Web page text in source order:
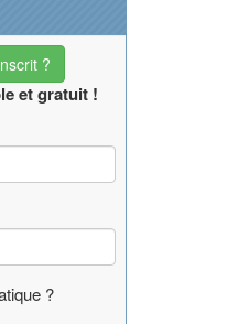
?
et gratuit !
?